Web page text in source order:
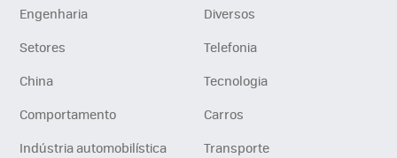
Engenharia
Diversos
Setores
Telefonia
China
Tecnologia
Comportamento
Carros
Indústria automobilística
Transporte